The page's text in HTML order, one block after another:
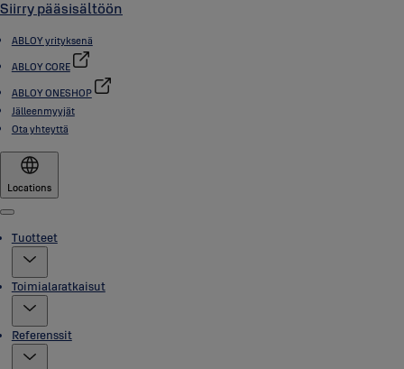
Siirry pääsisältöön
ABLOY yrityksenä
ABLOY CORE
ABLOY ONESHOP
Jälleenmyyjät
Ota yhteyttä
Locations
Menu
Tuotteet
Toimialaratkaisut
Referenssit